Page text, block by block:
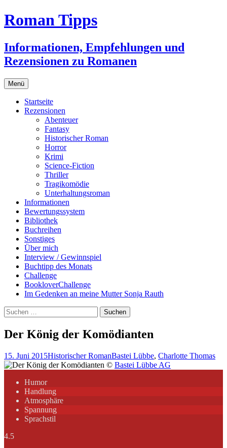
Zum
Inhalt
Roman Tipps
Informationen, Empfehlungen und
Rezensionen zu Romanen
Menü
Startseite
Rezensionen
Abenteuer
Fantasy
Historischer Roman
Horror
Krimi
Science-Fiction
Thriller
Tragikomödie
Unterhaltungsroman
Informationen
Bewertungssystem
Bibliothek
Buchreihen
Sonstiges
Über mich
Interview / Gewinnspiel
Buchtipp des Monats
Challenge
BookloverChallenge
Im Gedenken an meine Mutter Sonja Rauth
Suchen
nach:
Der König der Komödianten
15. Juni 2015Historischer RomanBastei Lübbe, Charlotte Thomas
© Bastei Lübbe AG
Humor
Handlung
Atmosphäre
Spannung
Sprachstil
4.5